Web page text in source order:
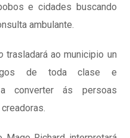
e cidades buscando
ambulante.
trasladará ao municipio un
de toda clase e
converter ás persoas